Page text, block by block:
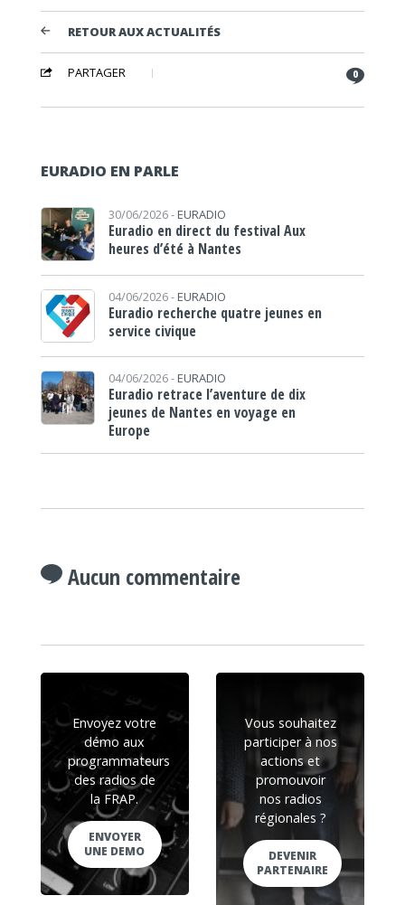
RETOUR AUX ACTUALITÉS
PARTAGER 0
EURADIO EN PARLE
30/06/2026 - EURADIO
Euradio en direct du festival Aux
heures d’été à Nantes
04/06/2026 - EURADIO
Euradio recherche quatre jeunes en
service civique
04/06/2026 - EURADIO
Euradio retrace l’aventure de dix
jeunes de Nantes en voyage en
Europe
Aucun commentaire
Envoyez votre
démo aux
programmateurs
des radios de
la FRAP.
ENVOYER
UNE DEMO
Vous souhaitez
participer à nos
actions et
promouvoir
nos radios
régionales ?
DEVENIR
PARTENAIRE